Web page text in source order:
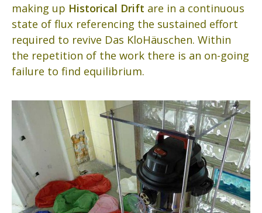
making up Historical Drift are in a continuous
state of flux referencing the sustained effort
required to revive Das KloHäuschen. Within
the repetition of the work there is an on-going
failure to find equilibrium.